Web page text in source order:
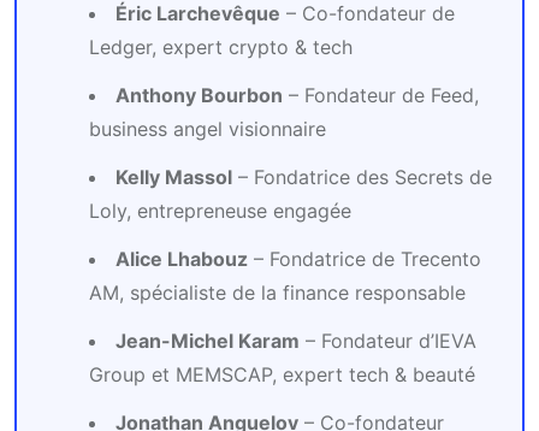
Éric Larchevêque – Co-fondateur de
Ledger, expert crypto & tech
Anthony Bourbon – Fondateur de Feed,
business angel visionnaire
Kelly Massol – Fondatrice des Secrets de
Loly, entrepreneuse engagée
Alice Lhabouz – Fondatrice de Trecento
AM, spécialiste de la finance responsable
Jean-Michel Karam – Fondateur d’IEVA
Group et MEMSCAP, expert tech & beauté
Jonathan Anguelov – Co-fondateur